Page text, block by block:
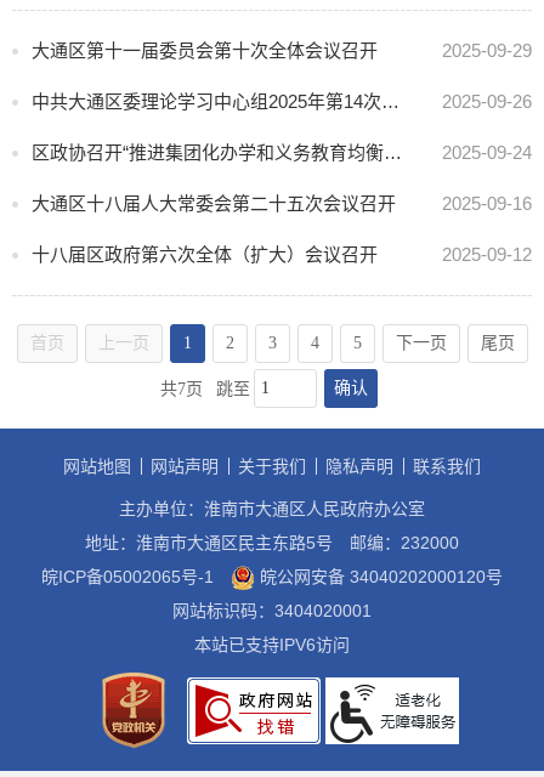
大通区第十一届委员会第十次全体会议召开 2025-09-29
中共大通区委理论学习中心组2025年第14次集体学习会议召开 2025-09-26
区政协召开“推进集团化办学和义务教育均衡创建”界别协商会 2025-09-24
大通区十八届人大常委会第二十五次会议召开 2025-09-16
十八届区政府第六次全体（扩大）会议召开 2025-09-12
首页 上一页 1 2 3 4 5 下一页 尾页
共7页 跳至 确认
网站地图 网站声明 关于我们 隐私声明 联系我们
主办单位：淮南市大通区人民政府办公室
地址：淮南市大通区民主东路5号
邮编：232000
皖ICP备05002065号-1
皖公网安备 34040202000120号
网站标识码：3404020001
本站已支持IPV6访问